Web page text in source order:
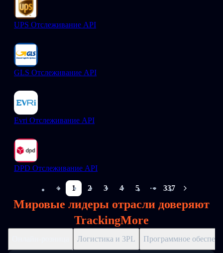
UPS Отслеживание API
GLS Отслеживание API
Evri Отслеживание API
DPD Отслеживание API
1 2 3 4 5
More pages
337
Мировые лидеры отрасли доверяют
TrackingMore
Логистика и 3PL Программное